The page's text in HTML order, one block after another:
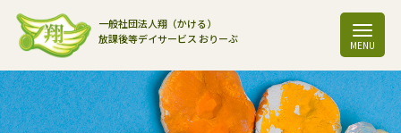
一般社団法人翔（かける）
放課後等デイサービス おりーぶ